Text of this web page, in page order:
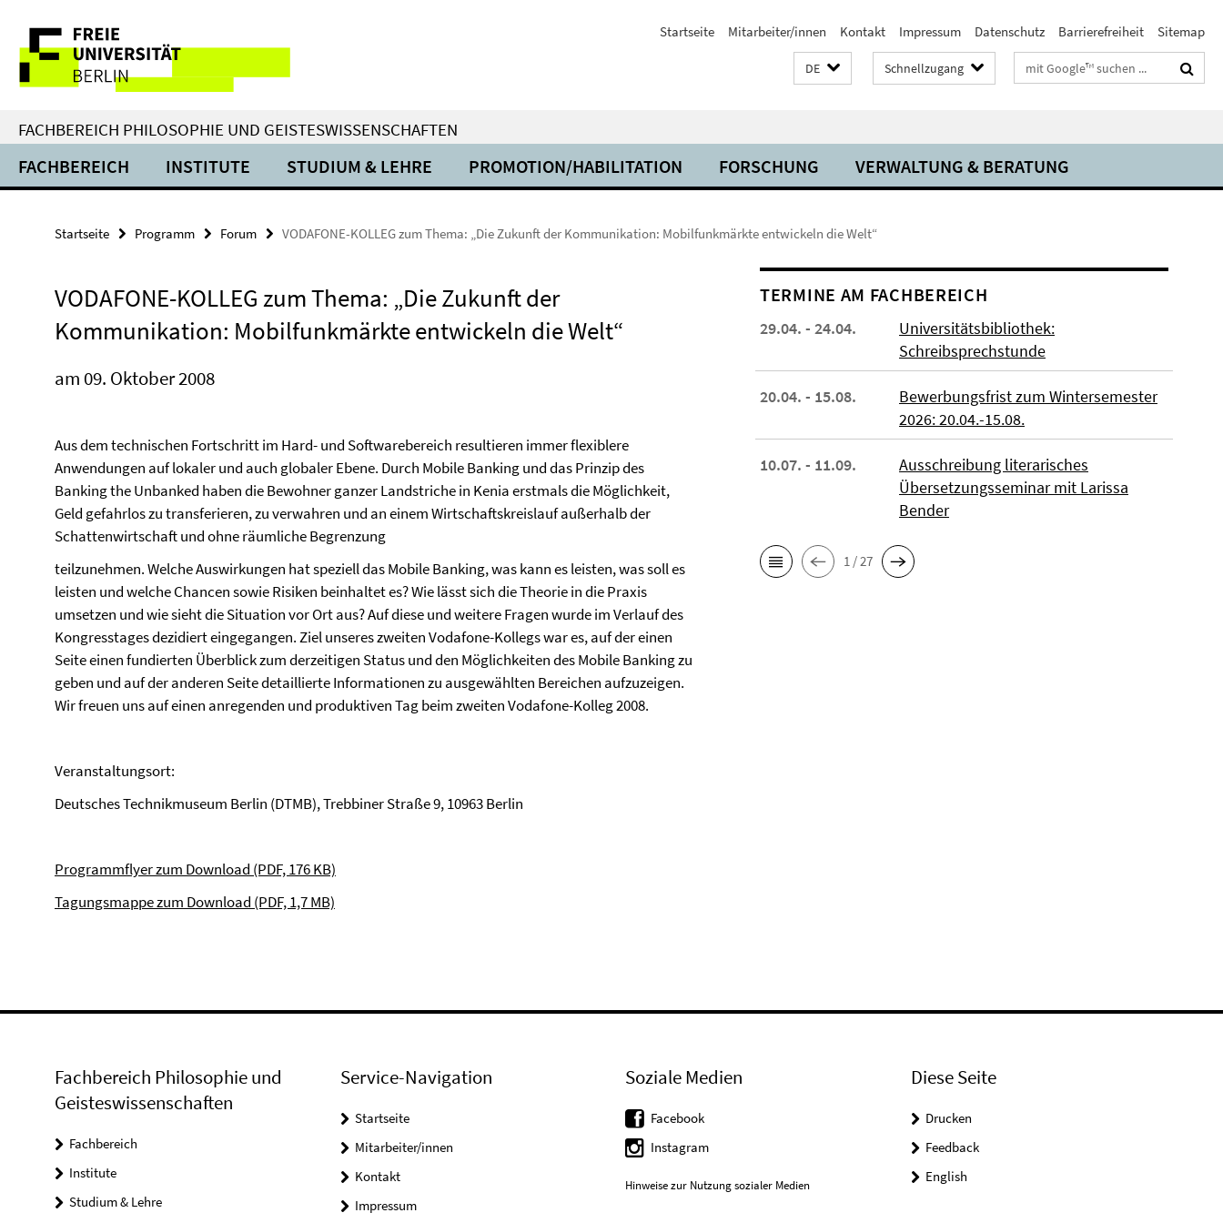
direkt
Inhalt
Service-
Navigation
Startseite Mitarbeiter/innen Kontakt Impressum Datenschutz Barrierefreiheit Sitemap
DE Schnellzugang Suchbegriffe
FACHBEREICH PHILOSOPHIE UND GEISTESWISSENSCHAFTEN
FACHBEREICH INSTITUTE STUDIUM & LEHRE PROMOTION/HABILITATION FORSCHUNG VERWALTUNG & BERATUNG
Startseite Programm Forum VODAFONE-KOLLEG zum Thema: „Die Zukunft der Kommunikation: Mobilfunkmärkte entwickeln die Welt“
VODAFONE-KOLLEG zum Thema: „Die Zukunft der
Kommunikation: Mobilfunkmärkte entwickeln die Welt“
am 09. Oktober 2008
Aus dem technischen Fortschritt im Hard- und Softwarebereich resultieren immer flexiblere
Anwendungen auf lokaler und auch globaler Ebene. Durch Mobile Banking und das Prinzip des
Banking the Unbanked haben die Bewohner ganzer Landstriche in Kenia erstmals die Möglichkeit,
Geld gefahrlos zu transferieren, zu verwahren und an einem Wirtschaftskreislauf außerhalb der
Schattenwirtschaft und ohne räumliche Begrenzung
teilzunehmen. Welche Auswirkungen hat speziell das Mobile Banking, was kann es leisten, was soll es
leisten und welche Chancen sowie Risiken beinhaltet es? Wie lässt sich die Theorie in die Praxis
umsetzen und wie sieht die Situation vor Ort aus? Auf diese und weitere Fragen wurde im Verlauf des
Kongresstages dezidiert eingegangen. Ziel unseres zweiten Vodafone-Kollegs war es, auf der einen
Seite einen fundierten Überblick zum derzeitigen Status und den Möglichkeiten des Mobile Banking zu
geben und auf der anderen Seite detaillierte Informationen zu ausgewählten Bereichen aufzuzeigen.
Wir freuen uns auf einen anregenden und produktiven Tag beim zweiten Vodafone-Kolleg 2008.
Veranstaltungsort:
Deutsches Technikmuseum Berlin (DTMB), Trebbiner Straße 9, 10963 Berlin
Programmflyer zum Download (PDF, 176 KB)
Tagungsmappe zum Download (PDF, 1,7 MB)
TERMINE AM FACHBEREICH
29.04. - 24.04.
Universitätsbibliothek:
Schreibsprechstunde
20.04. - 15.08.
Bewerbungsfrist zum Wintersemester
2026: 20.04.-15.08.
10.07. - 11.09.
Ausschreibung literarisches
Übersetzungsseminar mit Larissa
Bender
1 / 27
Fachbereich Philosophie und
Geisteswissenschaften
Fachbereich
Institute
Studium & Lehre
Service-Navigation
Startseite
Mitarbeiter/innen
Kontakt
Impressum
Soziale Medien
Facebook
Instagram
Hinweise zur Nutzung sozialer Medien
Diese Seite
Drucken
Feedback
English